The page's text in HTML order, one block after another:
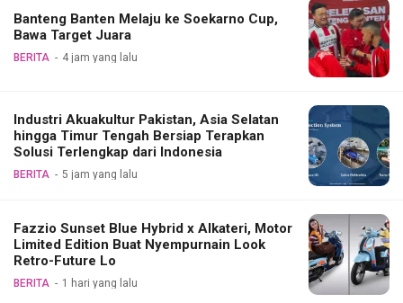
Banteng Banten Melaju ke Soekarno Cup,
Bawa Target Juara
BERITA 4 jam yang lalu
Industri Akuakultur Pakistan, Asia Selatan
hingga Timur Tengah Bersiap Terapkan
Solusi Terlengkap dari Indonesia
BERITA 5 jam yang lalu
Fazzio Sunset Blue Hybrid x Alkateri, Motor
Limited Edition Buat Nyempurnain Look
Retro-Future Lo
BERITA 1 hari yang lalu